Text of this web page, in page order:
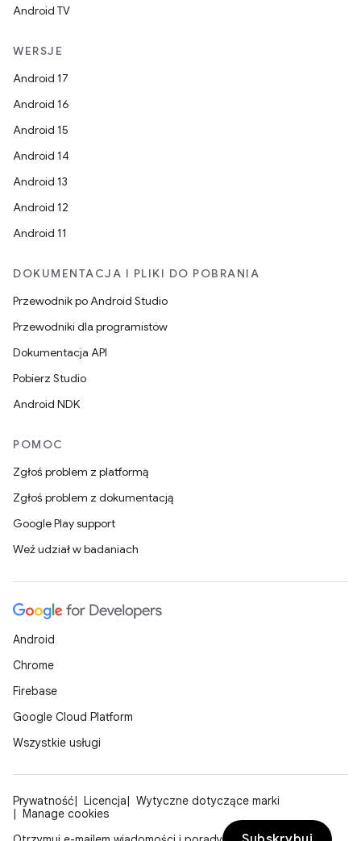
Android TV
WERSJE
Android 17
Android 16
Android 15
Android 14
Android 13
Android 12
Android 11
DOKUMENTACJA I PLIKI DO POBRANIA
Przewodnik po Android Studio
Przewodniki dla programistów
Dokumentacja API
Pobierz Studio
Android NDK
POMOC
Zgłoś problem z platformą
Zgłoś problem z dokumentacją
Google Play support
Weź udział w badaniach
Android
Chrome
Firebase
Google Cloud Platform
Wszystkie usługi
Prywatność Licencja
Wytyczne dotyczące marki
Manage cookies